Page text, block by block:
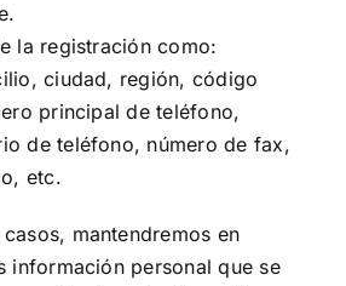
la registración como:
ciudad, región, código
principal de teléfono,
de teléfono, número de fax,
etc.
mantendremos en
información personal que se